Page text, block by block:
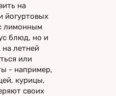
на
йогуртовых
лимонным
блюд, но и
летней
или
- например,
курицы,
своих